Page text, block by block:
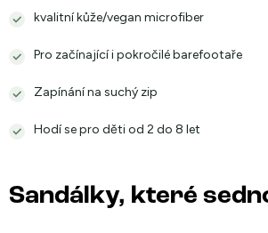
kvalitní kůže/vegan microfiber
Pro začínající i pokročilé barefootaře
Zapínání na suchý zip
Hodí se pro děti od 2 do 8 let
Sandálky, které